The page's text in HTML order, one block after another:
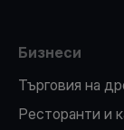
Бизнеси
Търговия на
Ресторанти и